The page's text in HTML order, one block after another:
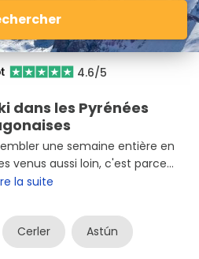
4.6/5
dans les Pyrénées
une semaine entière en
venus aussi loin, c'est parce
offres de ski pendant la
à connaîtreles meilleurs
ainsi que le forfait
Panticosa, Cerler,
la suite
Cerler Astún